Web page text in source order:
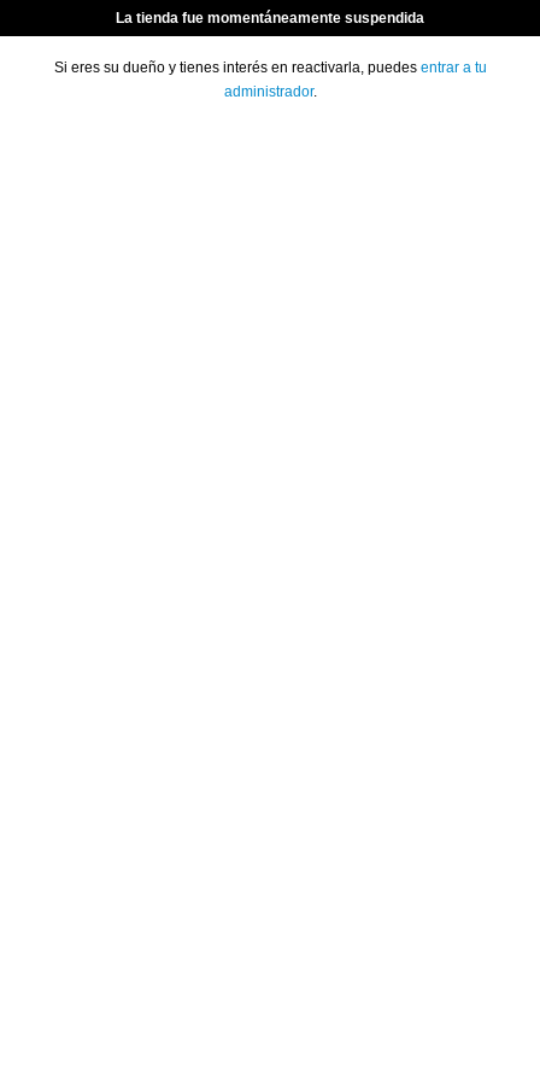
La tienda fue momentáneamente suspendida
Si eres su dueño y tienes interés en reactivarla, puedes entrar a tu
administrador.